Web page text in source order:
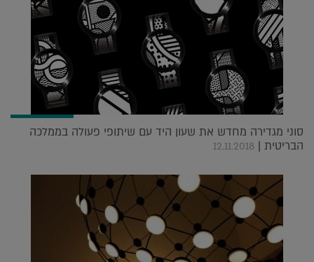
סוני מגדירה מחדש את שעון היד עם שיתופי פעולה בממלכה
הבריטית | 12.11.2018